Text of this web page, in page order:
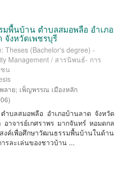
พื้นบ้าน ตำบลสมอพลือ อำเภอ
จังหวัดเพชรบุรี
Theses (Bachelor's degree) -
Management / สารนิพนธ์- การ
น
ลาย; เพ็ญพรรณ เมืองหลัก
)
บลสมอพลือ อําเภอบ้านลาด จังหวัด
อาจารย์เกศราพร มากจันทร์ หอมดกล
งค์เพื่อศึกษาวัฒนธรรมพื้นบ้านในด้าน
รละเล่นของชาวบ้าน ...